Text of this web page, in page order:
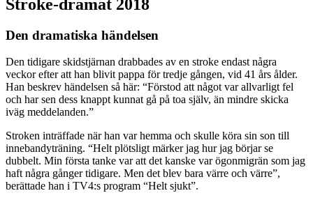
Stroke-dramat 2018
Den dramatiska händelsen
Den tidigare skidstjärnan drabbades av en stroke endast några
veckor efter att han blivit pappa för tredje gången, vid 41 års ålder.
Han beskrev händelsen så här: “Förstod att något var allvarligt fel
och har sen dess knappt kunnat gå på toa själv, än mindre skicka
iväg meddelanden.”
Stroken inträffade när han var hemma och skulle köra sin son till
innebandyträning. “Helt plötsligt märker jag hur jag börjar se
dubbelt. Min första tanke var att det kanske var ögonmigrän som jag
haft några gånger tidigare. Men det blev bara värre och värre”,
berättade han i TV4:s program “Helt sjukt”.